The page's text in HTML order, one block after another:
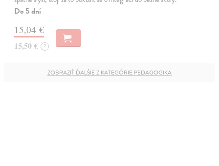
Do 5 dní
15,04 €
15,50 € ?
ZOBRAZIŤ ĎALŠIE Z KATEGÓRIE PEDAGOGIKA